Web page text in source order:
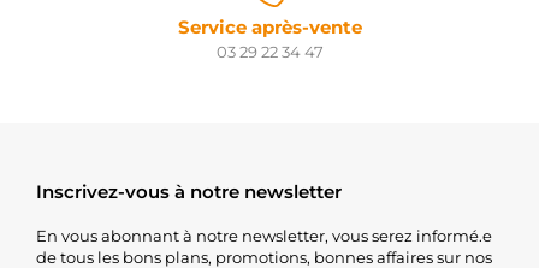
Service après-vente
03 29 22 34 47
Inscrivez-vous à notre newsletter
En vous abonnant à notre newsletter, vous serez informé.e
de tous les bons plans, promotions, bonnes affaires sur nos